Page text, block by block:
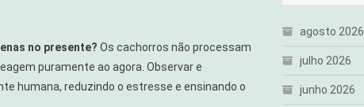
no presente? Os cachorros não processam
puramente ao agora. Observar e
humana, reduzindo o estresse e ensinando o
agosto 2026
julho 2026
junho 2026